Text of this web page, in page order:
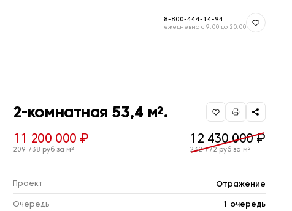
8-800-444-14-94
ежедневно с 9:00 до 20:00
2-комнатная 53,4 м².
11 200 000 ₽
209 738 руб за м²
12 430 000 ₽
232 772 руб за м²
Проект Отражение
Очередь 1 очередь